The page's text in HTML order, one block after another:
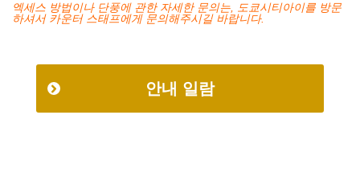
엑세스 방법이나 단풍에 관한 자세한 문의는, 도쿄시티아이를 방문
하셔서 카운터 스태프에게 문의해주시길 바랍니다.
안내 일람